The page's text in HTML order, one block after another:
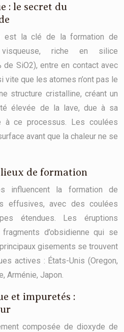
: le secret du
est la clé de la formation de
riche en silice
SiO2), entre en contact avec
vite que les atomes n’ont pas le
structure cristalline, créant un
élevée de la lave, due à sa
à ce processus. Les coulées
avant que la chaleur ne se
lieux de formation
influencent la formation de
effusives, avec des coulées
étendues. Les éruptions
d’obsidienne qui se
gisements se trouvent
actives : États-Unis (Oregon,
Arménie, Japon.
et impuretés :
composée de dioxyde de